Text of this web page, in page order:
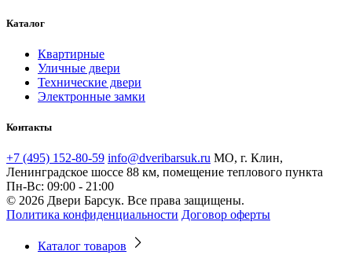
Каталог
Квартирные
Уличные двери
Технические двери
Электронные замки
Контакты
+7 (495) 152-80-59 info@dveribarsuk.ru МО, г. Клин,
Ленинградское шоссе 88 км, помещение теплового пункта
Пн-Вс: 09:00 - 21:00
© 2026 Двери Барсук. Все права защищены.
Политика конфиденциальности Договор оферты
Каталог товаров